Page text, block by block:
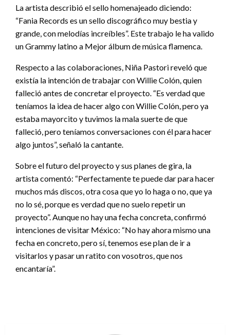
La artista describió el sello homenajeado diciendo:
“Fania Records es un sello discográfico muy bestia y
grande, con melodías increíbles”. Este trabajo le ha valido
un Grammy latino a Mejor álbum de música flamenca.
Respecto a las colaboraciones, Niña Pastori reveló que
existía la intención de trabajar con Willie Colón, quien
falleció antes de concretar el proyecto. “Es verdad que
teníamos la idea de hacer algo con Willie Colón, pero ya
estaba mayorcito y tuvimos la mala suerte de que
falleció, pero teníamos conversaciones con él para hacer
algo juntos”, señaló la cantante.
Sobre el futuro del proyecto y sus planes de gira, la
artista comentó: “Perfectamente te puede dar para hacer
muchos más discos, otra cosa que yo lo haga o no, que ya
no lo sé, porque es verdad que no suelo repetir un
proyecto”. Aunque no hay una fecha concreta, confirmó
intenciones de visitar México: “No hay ahora mismo una
fecha en concreto, pero sí, tenemos ese plan de ir a
visitarlos y pasar un ratito con vosotros, que nos
encantaría”.